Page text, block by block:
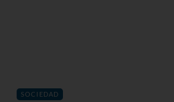
SOCIEDAD